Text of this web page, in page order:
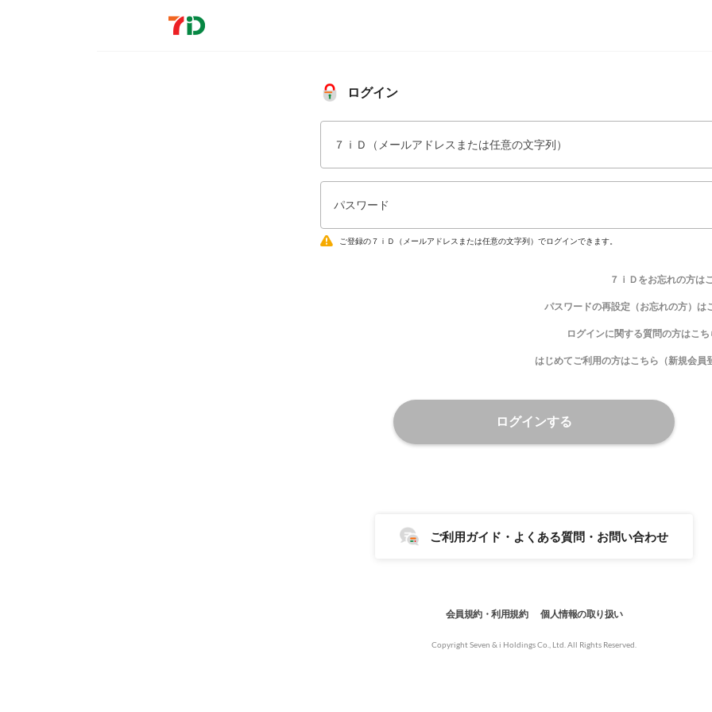
ログイン
７ｉＤ（メールアドレスまたは任意の文字列）
パスワード
ご登録の７ｉＤ（メールアドレスまたは任意の文字列）でログインできます。
７ｉＤをお忘れの方は
パスワードの再設定（お忘れの方）は
ログインに関する質問の方はこち
はじめてご利用の方はこちら（新規会員
ログインする
ご利用ガイド・よくある質問・お問い合わせ
会員規約・利用規約 個人情報の取り扱い
Copyright Seven & i Holdings Co., Ltd. All Rights Reserved.